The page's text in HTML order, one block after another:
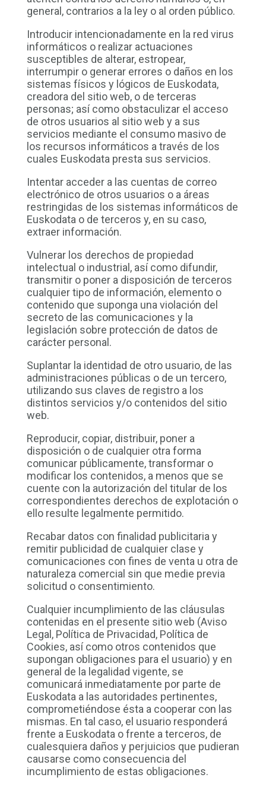
general, contrarios a la ley o al orden público.
Introducir intencionadamente en la red virus
informáticos o realizar actuaciones
susceptibles de alterar, estropear,
interrumpir o generar errores o daños en los
sistemas físicos y lógicos de Euskodata,
creadora del sitio web, o de terceras
personas; así como obstaculizar el acceso
de otros usuarios al sitio web y a sus
servicios mediante el consumo masivo de
los recursos informáticos a través de los
cuales Euskodata presta sus servicios.
Intentar acceder a las cuentas de correo
electrónico de otros usuarios o a áreas
restringidas de los sistemas informáticos de
Euskodata o de terceros y, en su caso,
extraer información.
Vulnerar los derechos de propiedad
intelectual o industrial, así como difundir,
transmitir o poner a disposición de terceros
cualquier tipo de información, elemento o
contenido que suponga una violación del
secreto de las comunicaciones y la
legislación sobre protección de datos de
carácter personal.
Suplantar la identidad de otro usuario, de las
administraciones públicas o de un tercero,
utilizando sus claves de registro a los
distintos servicios y/o contenidos del sitio
web.
Reproducir, copiar, distribuir, poner a
disposición o de cualquier otra forma
comunicar públicamente, transformar o
modificar los contenidos, a menos que se
cuente con la autorización del titular de los
correspondientes derechos de explotación o
ello resulte legalmente permitido.
Recabar datos con finalidad publicitaria y
remitir publicidad de cualquier clase y
comunicaciones con fines de venta u otra de
naturaleza comercial sin que medie previa
solicitud o consentimiento.
Cualquier incumplimiento de las cláusulas
contenidas en el presente sitio web (Aviso
Legal, Política de Privacidad, Política de
Cookies, así como otros contenidos que
supongan obligaciones para el usuario) y en
general de la legalidad vigente, se
comunicará inmediatamente por parte de
Euskodata a las autoridades pertinentes,
comprometiéndose ésta a cooperar con las
mismas. En tal caso, el usuario responderá
frente a Euskodata o frente a terceros, de
cualesquiera daños y perjuicios que pudieran
causarse como consecuencia del
incumplimiento de estas obligaciones.